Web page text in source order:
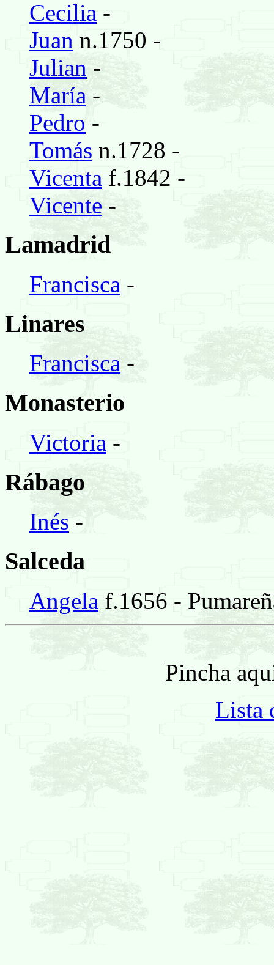
Cecilia -
Juan n.1750 -
Julian -
María -
Pedro -
Tomás n.1728 -
Vicenta f.1842 -
Vicente-
Lamadrid
Francisca -
Linares
Francisca -
Monasterio
Victoria -
Rábago
Inés -
Salceda
Angela f.1656 -
Pincha
Lista